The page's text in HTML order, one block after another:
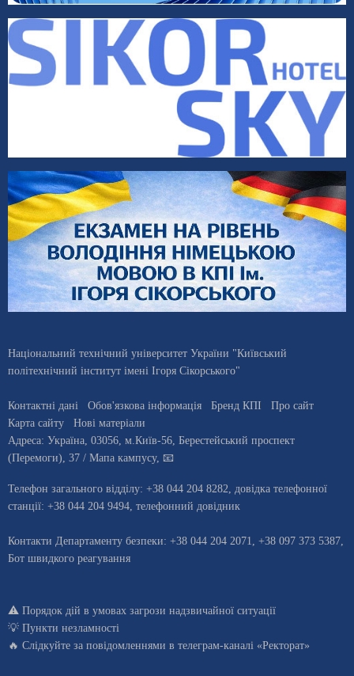
Національний технічний університет України "Київський
політехнічний інститут імені Ігоря Сікорського"
Контактні дані Обов'язкова інформація Бренд КПІ
Про сайт
Карта сайту
Нові матеріали
Адреса: Україна 03056 , м. Київ-56, Берестейський проспект
(Перемоги), 37 / Мапа кампусу, 📧
Телефон загального відділу: +38 044 204 8282 , довiдка телефонної
станцiї: +38 044 204 9494 телефонний довідник
Контакти Департаменту безпеки: +38 044 204 2071, +38 097 373 5387,
Бот швидкого реагування
⚠️ Порядок дій в умовах загрози надзвичайної ситуації
💡 Пункти незламності
🔥 Слідкуйте за повідомленнями в телеграм-каналі «Ректорат»